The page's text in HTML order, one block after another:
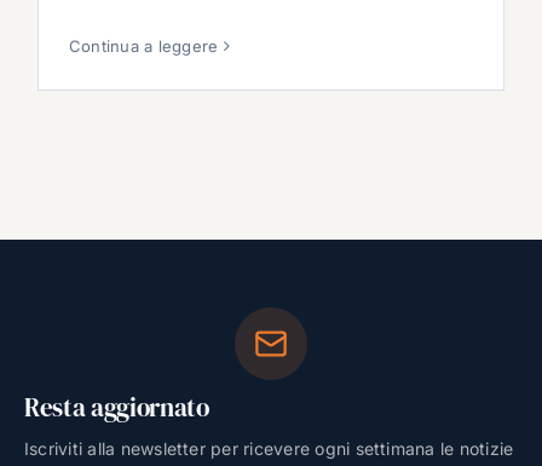
Continua a leggere
Resta aggiornato
Iscriviti alla newsletter per ricevere ogni settimana le notizie